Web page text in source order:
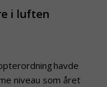
i luften
havde
niveau som året